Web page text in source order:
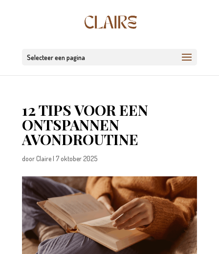
Selecteer een pagina
12 TIPS VOOR EEN
ONTSPANNEN
AVONDROUTINE
doorClaire| 7 oktober 2025